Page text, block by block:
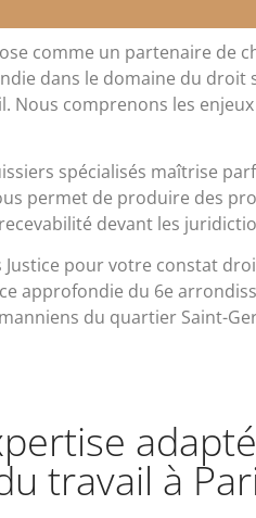
comme un partenaire de
dans le domaine du
Nous comprenons les
spécialisés maîtrise
permet de produire des
devant les
Justice pour votre constat
approfondie du 6e
du quartier Saint-
travail à